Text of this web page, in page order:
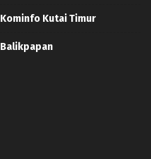
Kominfo Kutai Timur
Balikpapan